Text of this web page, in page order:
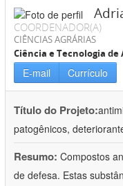
COORDENADOR(A)
CIÊNCIAS AGRÁRIAS
Ciência e Tecnologia
E-mail Currículo
Título do Projeto:
patogênicos,
Resumo: Compostos
de defesa. Estas